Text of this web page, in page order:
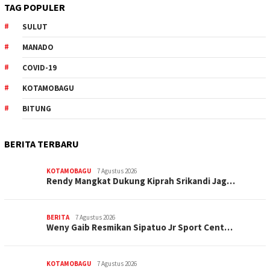
TAG POPULER
SULUT
MANADO
COVID-19
KOTAMOBAGU
BITUNG
BERITA TERBARU
KOTAMOBAGU 7 Agustus 2026
Rendy Mangkat Dukung Kiprah Srikandi Jag…
BERITA 7 Agustus 2026
Weny Gaib Resmikan Sipatuo Jr Sport Cent…
KOTAMOBAGU 7 Agustus 2026